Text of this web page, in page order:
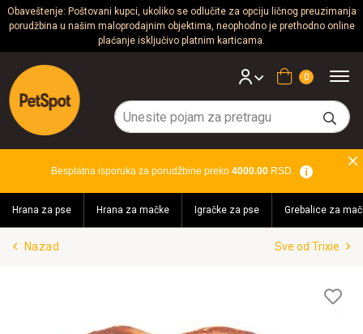
Obaveštenje: Poštovani kupci, ukoliko se odlučite za opciju ličnog preuzimanja
porudžbina u našim maloprodajnim objektima, neophodno je prethodno online
plaćanje isključivo platnim karticama.
Psi
Mačke
Glodari
Akvaristika
Teraristika
Brendovi
Korpa
Besplatna isporuka za porudžbine preko 4000.00RSD.
Hrana za pse Hrana za mačke Igračke za pse Grebalice za
Nazad Sve od Trixie